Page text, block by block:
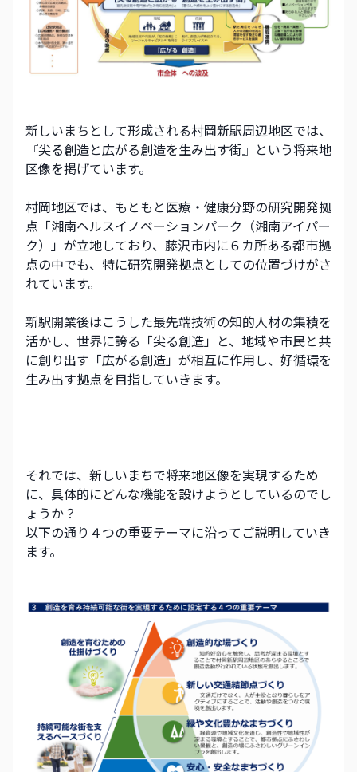
新しいまちとして形成される村岡新駅周辺地区では、
『尖る創造と広がる創造を生み出す街』という将来地
区像を掲げています。
村岡地区では、もともと医療・健康分野の研究開発拠
点「湘南ヘルスイノベーションパーク（湘南アイパー
ク）」が立地しており、藤沢市内に６カ所ある都市拠
点の中でも、特に研究開発拠点としての位置づけがさ
れています。
新駅開業後はこうした最先端技術の知的人材の集積を
活かし、世界に誇る「尖る創造」と、地域や市民と共
に創り出す「広がる創造」が相互に作用し、好循環を
生み出す拠点を目指していきます。
それでは、新しいまちで将来地区像を実現するため
に、具体的にどんな機能を設けようとしているのでし
ょうか？
以下の通り４つの重要テーマに沿ってご説明していき
ます。